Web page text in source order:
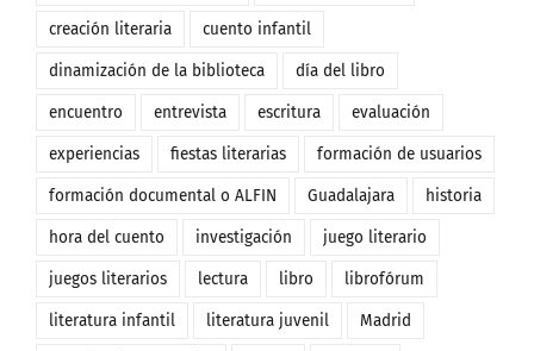
creación literaria cuento infantil
dinamización de la biblioteca día del libro
encuentro entrevista escritura evaluación
experiencias fiestas literarias formación de usuarios
formación documental o ALFIN Guadalajara historia
hora del cuento investigación juego literario
juegos literarios lectura libro librofórum
literatura infantil literatura juvenil Madrid